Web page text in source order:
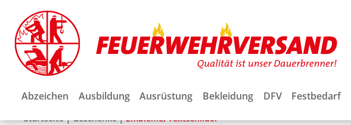
Abzeichen Ausbildung Ausrüstung Bekleidung DFV Festbedarf
Startseite|Geschenke|Embleme, Textschilder